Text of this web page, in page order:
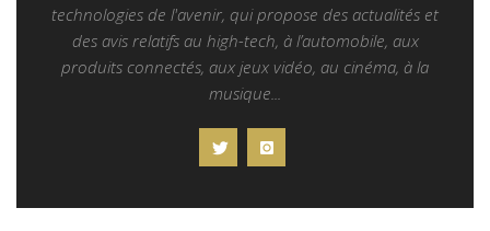
technologies de l'avenir, qui propose des actualités et
des avis relatifs au high-tech, à l’automobile, aux
produits connectés, aux jeux vidéo, au cinéma, à la
musique...